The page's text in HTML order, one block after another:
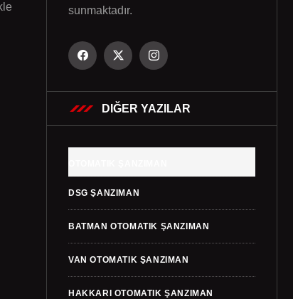
sunmaktadır.
DIĞER YAZILAR
DSG ŞANZIMAN
BATMAN OTOMATIK ŞANZIMAN
VAN OTOMATIK ŞANZIMAN
HAKKARI OTOMATIK ŞANZIMAN